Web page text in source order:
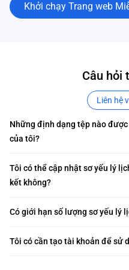
Khởi chạy Trang web
Câu hỏi
Liên hệ
Những định dạng tệp nào
của tôi?
Tôi có thể cập nhật sơ yếu lý
kết không?
Có giới hạn số lượng sơ yếu lý
Tôi có cần tạo tài khoản để sử